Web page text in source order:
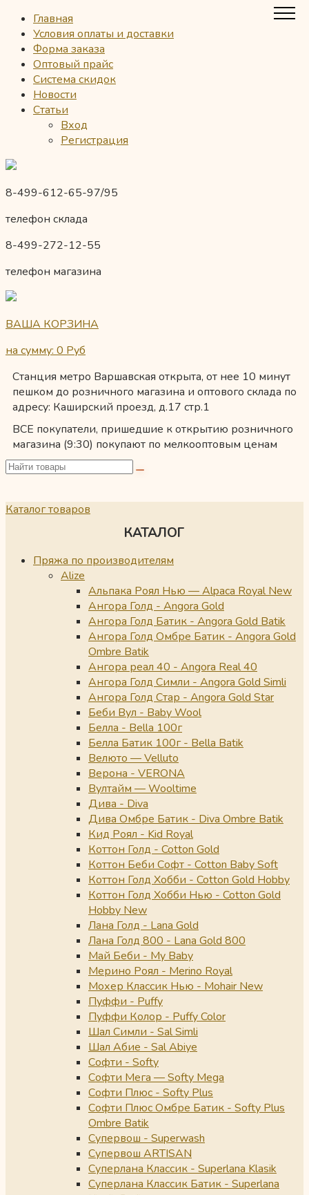
Главная
Условия оплаты и доставки
Форма заказа
Оптовый прайс
Система скидок
Новости
Статьи
Вход
Регистрация
8-499-612-65-97/95
телефон склада
8-499-272-12-55
телефон магазина
ВАША КОРЗИНА
на сумму: 0 Руб
Станция метро Варшавская открыта, от нее 10 минут
пешком до розничного магазина и оптового склада по
адресу: Каширский проезд, д.17 стр.1
ВСЕ покупатели, пришедшие к открытию розничного
магазина (9:30) покупают по мелкооптовым ценам
Каталог товаров
КАТАЛОГ
Пряжа по производителям
Alize
Альпака Роял Нью — Alpaca Royal New
Ангора Голд - Angora Gold
Ангора Голд Батик - Angora Gold Batik
Ангора Голд Омбре Батик - Angora Gold
Ombre Batik
Ангора реал 40 - Angora Real 40
Ангора Голд Симли - Angora Gold Simli
Ангора Голд Стар - Angora Gold Star
Беби Вул - Baby Wool
Белла - Bella 100г
Белла Батик 100г - Bella Batik
Велюто — Velluto
Верона - VERONA
Вултайм — Wooltime
Дива - Diva
Дива Омбре Батик - Diva Ombre Batik
Кид Роял - Kid Royal
Коттон Голд - Cotton Gold
Коттон Беби Софт - Cotton Baby Soft
Коттон Голд Хобби - Cotton Gold Hobby
Коттон Голд Хобби Нью - Cotton Gold
Hobby New
Лана Голд - Lana Gold
Лана Голд 800 - Lana Gold 800
Май Беби - My Baby
Мерино Роял - Merino Royal
Мохер Классик Нью - Mohair New
Пуффи - Puffy
Пуффи Колор - Puffy Color
Шал Симли - Sal Simli
Шал Абие - Sal Abiye
Софти - Softy
Софти Мега — Softy Mega
Софти Плюс - Softy Plus
Софти Плюс Омбре Батик - Softy Plus
Ombre Batik
Супервош - Superwash
Супервош ARTISAN
Суперлана Классик - Superlana Klasik
Суперлана Классик Батик - Superlana